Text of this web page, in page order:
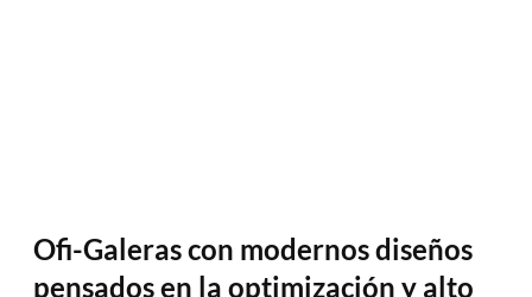
Ofi-Galeras con modernos diseños
pensados en la optimización y alto